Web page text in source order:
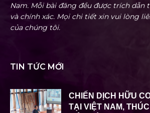
Nam. Mỗi bài đăng đều được trích dẫn
và chính xác. Mọi chi tiết xin vui lòng
của chúng tôi.
TIN TỨC MỚI
CHIẾN DỊCH HỮU
TẠI VIỆT NAM,